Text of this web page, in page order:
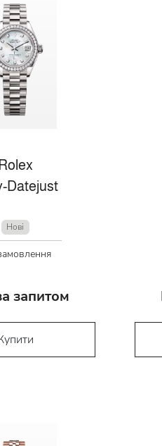
Rolex
Datejust
Нові
запитом